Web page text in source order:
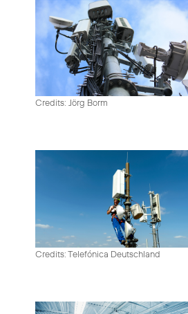
Credits: Jörg Borm
Credits: Telefónica Deutschland